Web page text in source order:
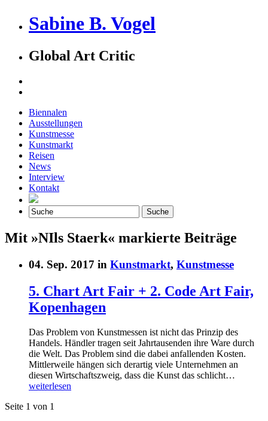
Sabine B. Vogel
Global Art Critic
Biennalen
Ausstellungen
Kunstmesse
Kunstmarkt
Reisen
News
Interview
Kontakt
Mit »NIls Staerk« markierte Beiträge
04. Sep. 2017 in Kunstmarkt, Kunstmesse
5. Chart Art Fair + 2. Code Art Fair,
Kopenhagen
Das Problem von Kunstmessen ist nicht das Prinzip des
Handels. Händler tragen seit Jahrtausenden ihre Ware durch
die Welt. Das Problem sind die dabei anfallenden Kosten.
Mittlerweile hängen sich derartig viele Unternehmen an
diesen Wirtschaftszweig, dass die Kunst das schlicht…
weiterlesen
Seite 1 von 1